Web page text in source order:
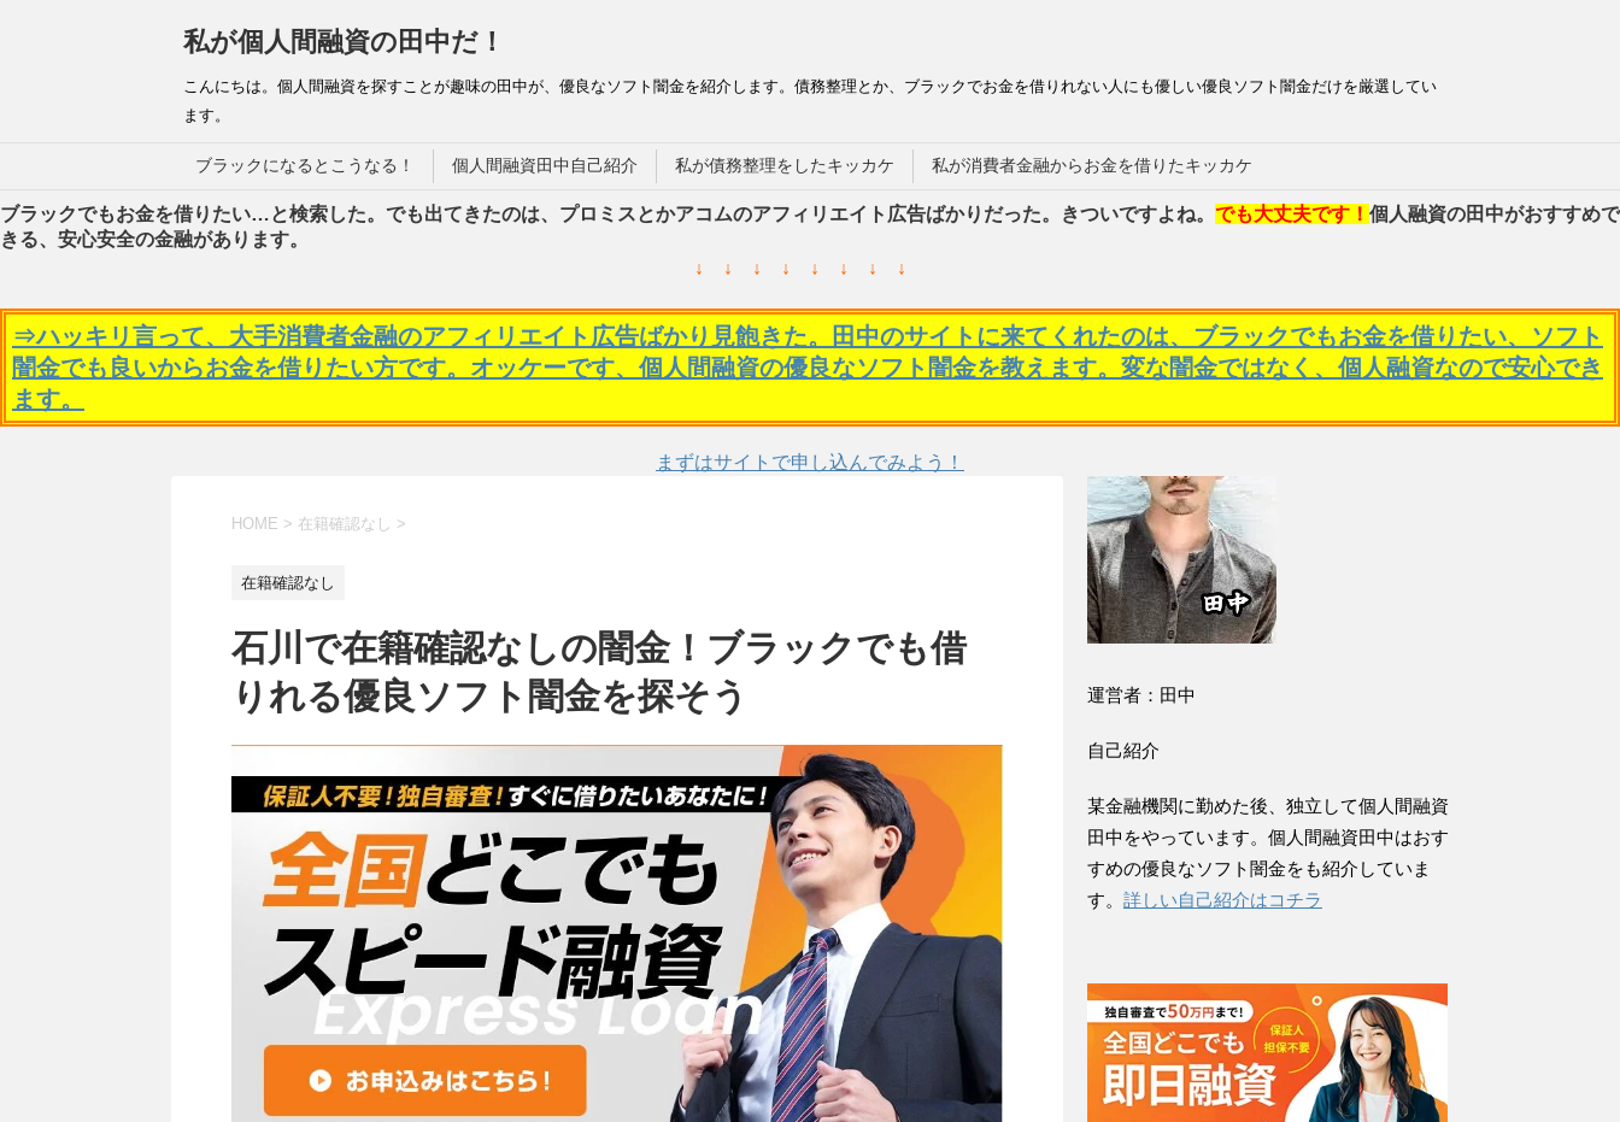
私が個人間融資の田中だ！
こんにちは。個人間融資を探すことが趣味の田中が、優良なソフト闇金を紹介します。債務整理とか、ブラックでお金を借りれない人にも優しい優良ソフト闇金だけを厳選してい
ます。
ブラックになるとこうなる！ 個人間融資田中自己紹介 私が債務整理をしたキッカケ 私が消費者金融からお金を借りたキッカケ
ブラックでもお金を借りたい…と検索した。でも出てきたのは、プロミスとかアコムのアフィリエイト広告ばかりだった。きついですよね。 でも大丈夫です！ 個人融資の田中がおすすめで
きる、安心安全の金融があります。
↓ ↓ ↓ ↓ ↓ ↓ ↓ ↓
⇒ハッキリ言って、大手消費者金融のアフィリエイト広告ばかり見飽きた。田中のサイトに来てくれたのは、ブラックでもお金を借りたい、ソフト
闇金でも良いからお金を借りたい方です。オッケーです、個人間融資の優良なソフト闇金を教えます。変な闇金ではなく、個人融資なので安心でき
ます。
まずはサイトで申し込んでみよう！
HOME > 在籍確認なし >
在籍確認なし
石川で在籍確認なしの闇金！ブラックでも借
りれる優良ソフト闇金を探そう
運営者：田中
自己紹介
某金融機関に勤めた後、独立して個人間融資
田中をやっています。個人間融資田中はおす
すめの優良なソフト闇金をも紹介していま
す。 詳しい自己紹介はコチラ